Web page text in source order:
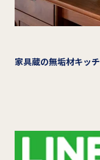
家具蔵の無垢材キッ